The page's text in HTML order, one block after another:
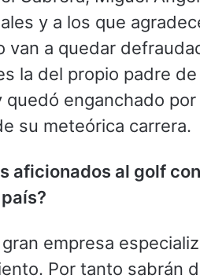
y a los que
van a quedar
la del propio padre
enganchado
su meteórica carrera.
aficionados al golf
empresa
Por tanto sabrán